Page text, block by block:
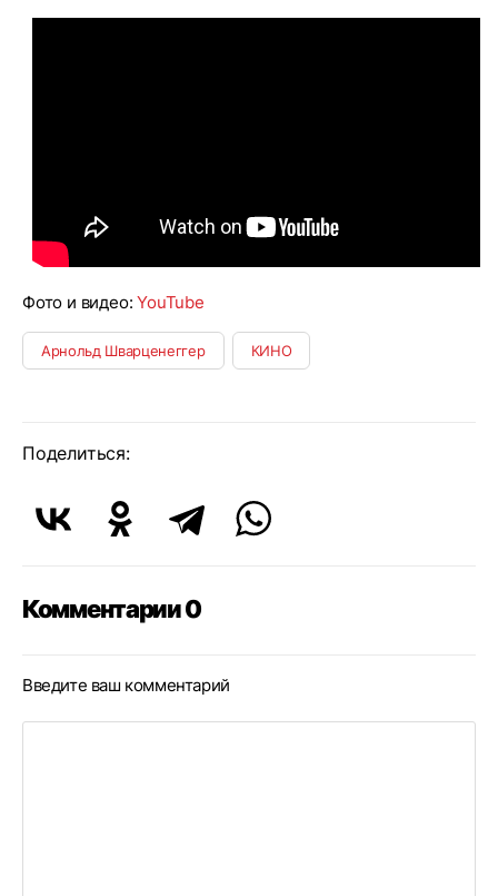
Фото и видео:YouTube
Арнольд Шварценеггер КИНО
Поделиться:
Комментарии 0
Введите ваш комментарий